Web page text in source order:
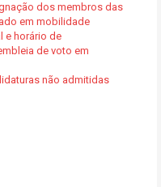
dos membros das
em mobilidade
e horário de
de voto em
não admitidas